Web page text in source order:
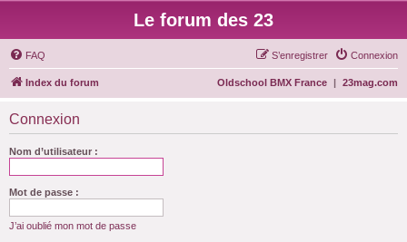
Le forum des 23
FAQ Connexion
S’enregistrer
Index du forum 23mag.com
|
Oldschool BMX France
Connexion
Nom d’utilisateur :
Mot de passe :
J’ai oublié mon mot de passe